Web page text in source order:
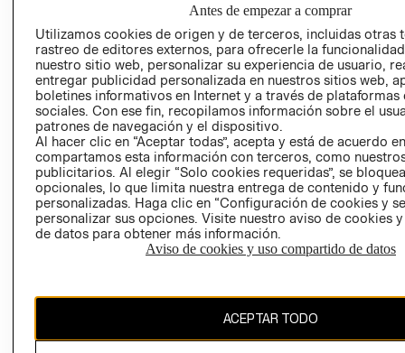
PRENSA
RELACIÓN CON
INVERSIONISTAS
POLÍTICA
EMPRESARIAL
TIENDAS
- RETIRO EN
TIENDA
TÉRMINOS Y
CONDICIONES
AVISO DE
PRIVACIDAD
GIFT CARD
AVISO DE
COOKIES
Antes de empezar a comprar
Utilizamos cookies de origen y de terceros, incluidas otras
rastreo de editores externos, para ofrecerle la
nuestro sitio web, personalizar su experiencia de usuario,
entregar publicidad personalizada en nuestros sitios web,
boletines informativos en Internet y a través de plataformas
sociales. Con ese fin, recopilamos información sobre el
patrones de navegación y el dispositivo.
Al hacer clic en “Aceptar todas”, acepta y está de acuerdo
compartamos esta información con terceros, como
publicitarios. Al elegir “Solo cookies requeridas”, se
opcionales, lo que limita nuestra entrega de contenido y
personalizadas. Haga clic en “Configuración de cookies y
personalizar sus opciones. Visite nuestro aviso de cookies
de datos para obtener más información.
Aviso de cookies y uso compartido de datos
ACEPTAR TODO